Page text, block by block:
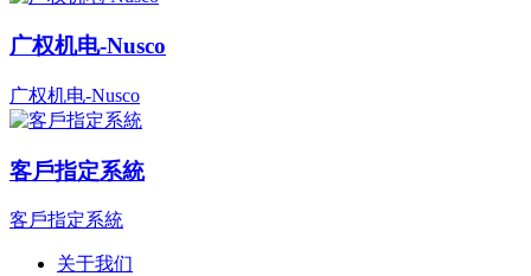
广权机电-Nusco
广权机电-Nusco
客戶指定系統
客戶指定系統
关于我们